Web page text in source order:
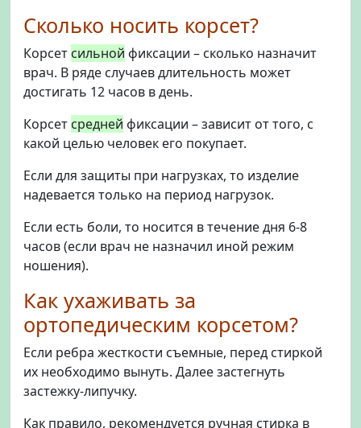
Сколько носить корсет?
Корсет сильной фиксации – сколько назначит
врач. В ряде случаев длительность может
достигать 12 часов в день.
Корсет средней фиксации – зависит от того, с
какой целью человек его покупает.
Если для защиты при нагрузках, то изделие
надевается только на период нагрузок.
Если есть боли, то носится в течение дня 6-8
часов (если врач не назначил иной режим
ношения).
Как ухаживать за
ортопедическим корсетом?
Если ребра жесткости съемные, перед стиркой
их необходимо вынуть. Далее застегнуть
застежку-липучку.
Как правило, рекомендуется ручная стирка в